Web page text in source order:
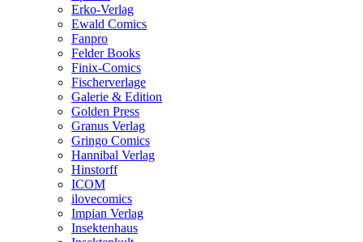
Erko-Verlag
Ewald Comics
Fanpro
Felder Books
Finix-Comics
Fischerverlage
Galerie & Edition
Golden Press
Granus Verlag
Gringo Comics
Hannibal Verlag
Hinstorff
ICOM
ilovecomics
Impian Verlag
Insektenhaus